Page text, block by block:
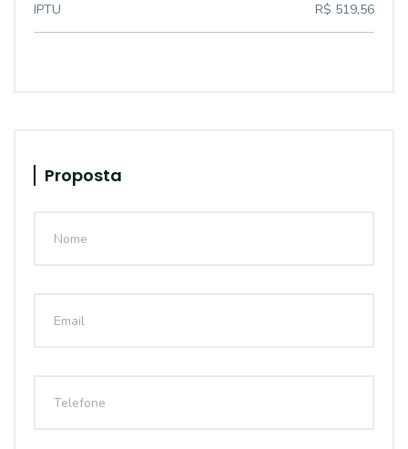
IPTU R$ 519,56
Proposta